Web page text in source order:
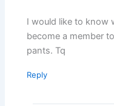
I would like to know
become a member
pants. Tq
Reply